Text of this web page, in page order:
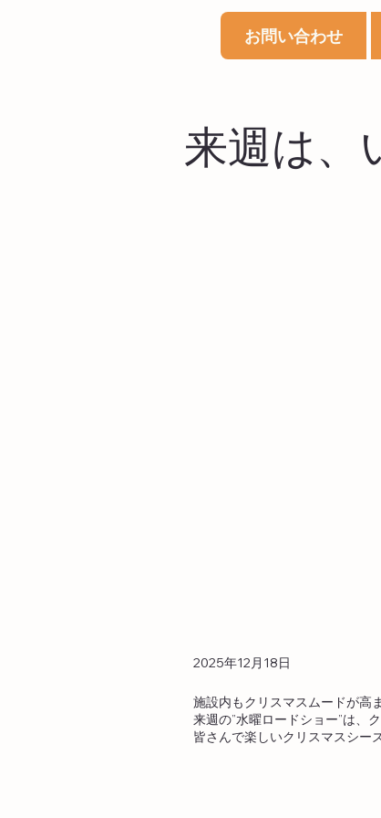
お問い合わせ
来週は、
2025年12月18日
施設内もクリスマスムードが高
来週の”水曜ロードショー”は、
皆さんで楽しいクリスマスシー